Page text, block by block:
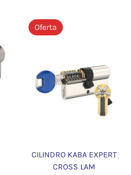
Oferta
CILINDRO KABA EXPERT
CROSS LAM